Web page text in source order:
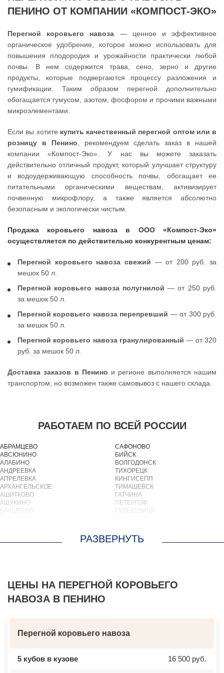
ПЕНИНО ОТ КОМПАНИИ «КОМПОСТ-ЭКО»
Перегной коровьего навоза — ценное и эффективное
органическое удобрение, которое можно использовать для
повышения плодородия и урожайности практически любой
почвы. В нем содержится трава, сено, зерно и другие
продукты, которые подвергаются процессу разложения и
гумификации. Таким образом перегной дополнительно
обогащается гумусом, азотом, фосфором и прочими важными
микроэлементами.
Если вы хотите купить качественный перегной оптом или в
розницу в Пенино , рекомендуем сделать заказ в нашей
компании «Компост-Эко». У нас вы можете заказать
действительно отличный продукт, который улучшает структуру
и водоудерживающую способность почвы, обогащает ее
питательными органическими веществам, активизирует
почвенную микрофлору, а также является абсолютно
безопасным и экологически чистым.
Продажа коровьего навоза в ООО «Компост-Эко»
осуществляется по действительно конкурентным ценам:
Перегной коровьего навоза свежий — от 200 руб. за
мешок 50 л.
Перегной коровьего навоза полугнилой — от 250 руб.
за мешок 50 л.
Перегной коровьего навоза перепревший — от 300 руб.
за мешок 50 л.
Перегной коровьего навоза гранулированный — от 320
руб. за мешок 50 л.
Доставка заказов в Пенино и регионе выполняется нашим
транспортом, но возможен также самовывоз с нашего склада.
РАБОТАЕМ ПО ВСЕЙ РОССИИ
АБРАМЦЕВО
АВСЮНИНО
АЛАБИНО
АНДРЕЕВКА
АПРЕЛЕВКА
АРХАНГЕЛЬСКОЕ
АШИТКОВО
АШУКИНО
БАКШЕЕВО
БЕЛООЗЕРСКИЙ
БОЛЬШИЕ ДВОРЫ
БОЛЬШОЕ БУНЬКОВО
БОРОДИНО
БУТОВО
ВАЛУЕВО
ВАТУТИНКИ
САФОНОВО
БИЙСК
ВОЛГОДОНСК
ТИХОРЕЦК
КИНГИСЕПП
ТИМАШЕВСК
ГАТЧИНА
ПЕТЕРГОФ
ГУЛЬКЕВИЧИ
ВЫБОРГ
ТУАПСЕ
НАХОДКА
ОСТРОВ
ЦЕНЫ НА ПЕРЕГНОЙ КОРОВЬЕГО
НАВОЗА В ПЕНИНО
Перегной коровьего навоза
5 кубов в кузове 16 500 руб.